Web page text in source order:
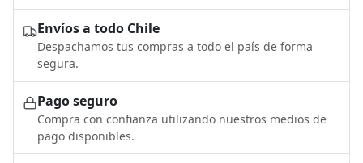
Envíos a todo Chile
Despachamos tus compras a todo el país de forma
segura.
Pago seguro
Compra con confianza utilizando nuestros medios de
pago disponibles.